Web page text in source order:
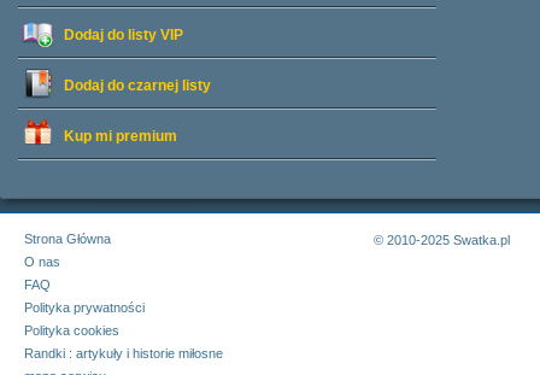
Dodaj do listy VIP
Dodaj do czarnej listy
Kup mi premium
Strona Główna
O nas
FAQ
Polityka prywatności
Polityka cookies
Randki : artykuły i historie miłosne
© 2010-2025 Swatka.pl